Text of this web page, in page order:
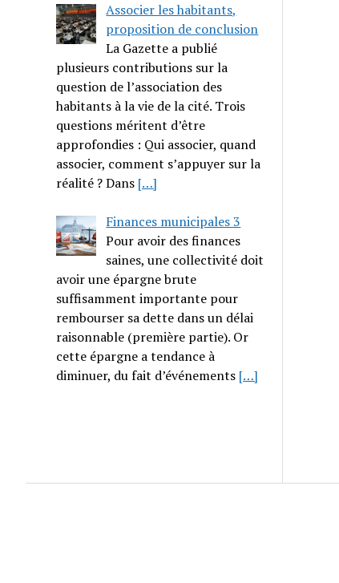
Associer les habitants,
proposition de conclusion
La Gazette a publié
plusieurs contributions sur la
question de l’association des
habitants à la vie de la cité. Trois
questions méritent d’être
approfondies : Qui associer, quand
associer, comment s’appuyer sur la
réalité ? Dans […]
Finances municipales 3
Pour avoir des finances
saines, une collectivité doit
avoir une épargne brute
suffisamment importante pour
rembourser sa dette dans un délai
raisonnable (première partie). Or
cette épargne a tendance à
diminuer, du fait d’événements […]